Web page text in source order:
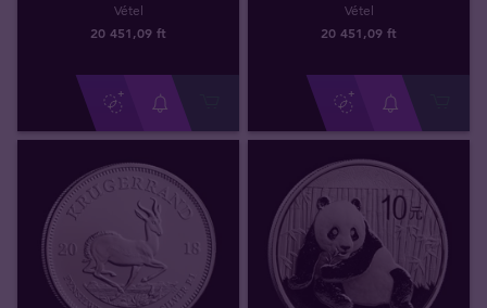
Vétel
20 451,09 ft
Vétel
20 451,09 ft